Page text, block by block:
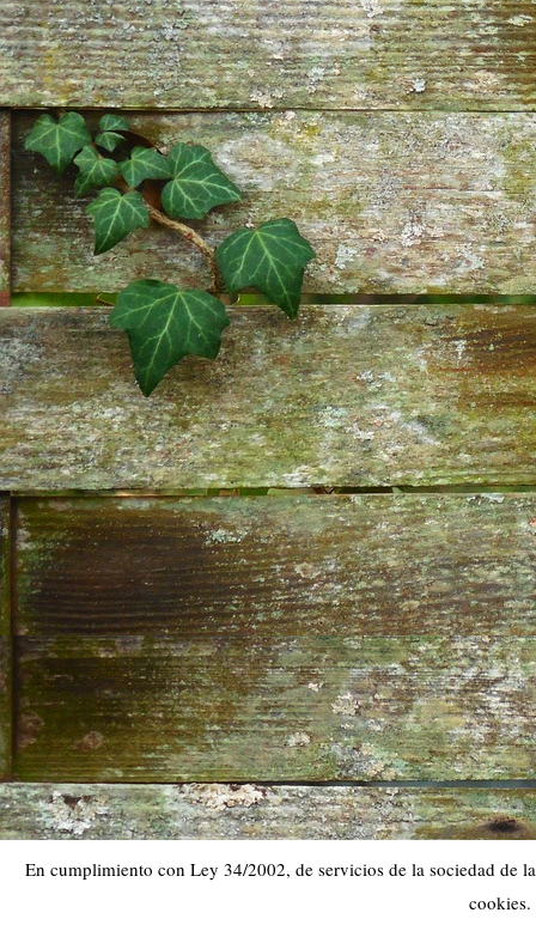
En cumplimiento con Ley 34/2002, de servicios de la sociedad de
cookies.